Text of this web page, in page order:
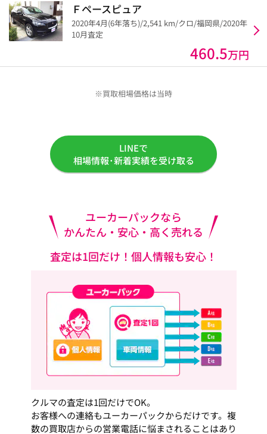
Ｆペースピュア
2020年4月(6年落ち)/2,541 km/クロ/福岡県/2020年
10月査定
460.5万円
※買取相場価格は当時
LINEで
相場情報･新着実績を受け取る
ユーカーパックなら
かんたん・安心・高く売れる
査定は1回だけ！個人情報も安心！
クルマの査定は1回だけでOK。
お客様への連絡もユーカーパックからだけです。複
数の買取店からの営業電話に悩まされることはあり